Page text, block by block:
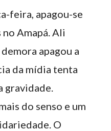
feira, apagou-se
no Amapá. Ali
apagou a
da mídia tenta
gravidade.
do senso e um
O